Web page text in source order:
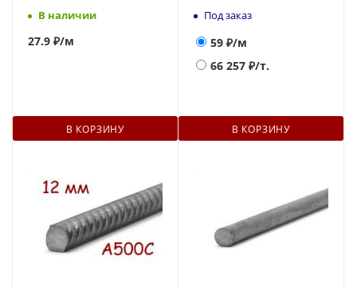
В наличии
27.9 ₽/м
В КОРЗИНУ
Под заказ
59 ₽/м
66 257 ₽/т.
В КОРЗИНУ